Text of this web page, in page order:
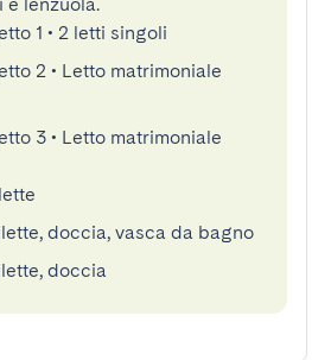
1 • 2 letti singoli
2 • Letto matrimoniale
3 • Letto matrimoniale
doccia, vasca da bagno
doccia